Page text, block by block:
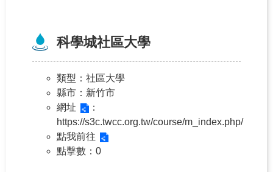
科學城社區大學
類型 ：社區大學
縣市 ：新竹市
網址
：
https://s3c.twcc.org.tw/course/m_index.php/
點我前往
點擊數 ：0